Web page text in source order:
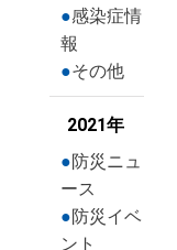
感染症情
報
その他
2021年
防災ニュ
ース
防災イベ
ント